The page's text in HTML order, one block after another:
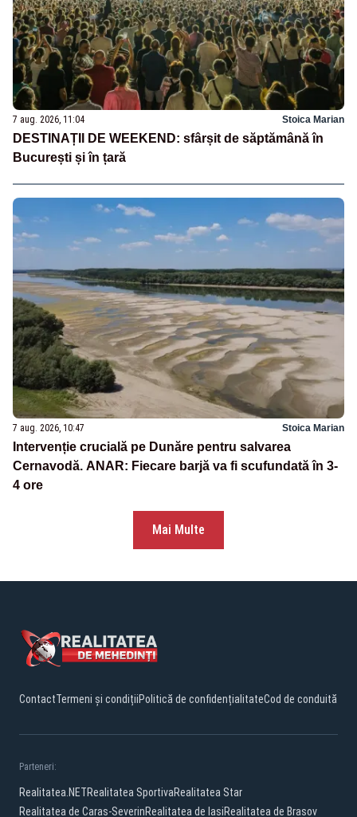
7 aug. 2026, 11:04 Stoica Marian
DESTINAȚII DE WEEKEND: sfârșit de săptămână în
București și în țară
7 aug. 2026, 10:47 Stoica Marian
Intervenție crucială pe Dunăre pentru salvarea
Cernavodă. ANAR: Fiecare barjă va fi scufundată în 3-
4 ore
Mai Multe
ContactTermeni și condițiiPolitică de confidențialitateCod de conduită
Parteneri:
Realitatea.NETRealitatea SportivaRealitatea Star
Realitatea de Caras-SeverinRealitatea de IasiRealitatea de Brasov